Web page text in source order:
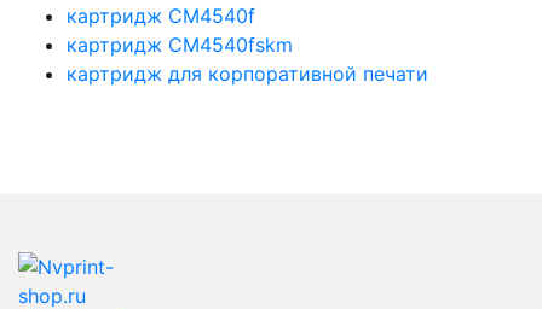
картридж CM4540f
картридж CM4540fskm
картридж для корпоративной печати